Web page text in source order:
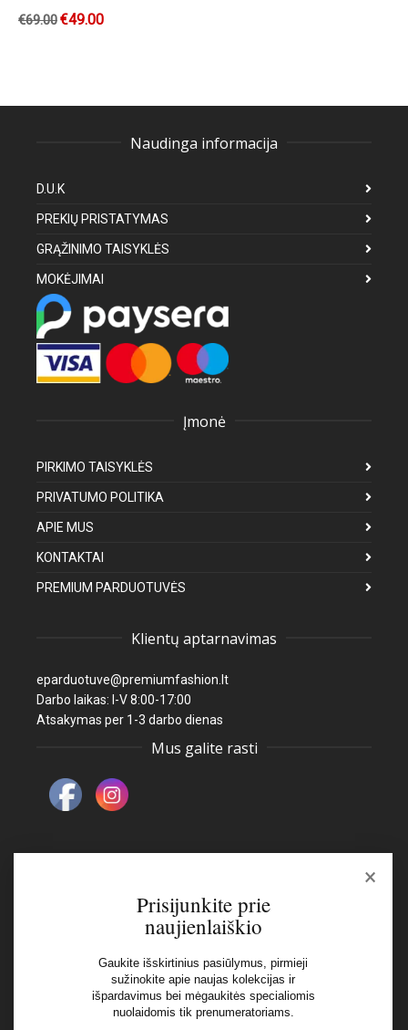
€69.00€49.00
Naudinga informacija
D.U.K
PREKIŲ PRISTATYMAS
GRĄŽINIMO TAISYKLĖS
MOKĖJIMAI
Įmonė
PIRKIMO TAISYKLĖS
PRIVATUMO POLITIKA
APIE MUS
KONTAKTAI
PREMIUM PARDUOTUVĖS
Klientų aptarnavimas
eparduotuve@premiumfashion.lt
Darbo laikas: I-V 8:00-17:00
Atsakymas per 1-3 darbo dienas
Mus galite rasti
Naujienlaiškis
Aš perskaičiau ir sutinku su Privatumo Politikos
×
Prisijunkite prie
naujienlaiškio
Gaukite išskirtinius pasiūlymus, pirmieji
sužinokite apie naujas kolekcijas ir
išpardavimus bei mėgaukitės specialiomis
nuolaidomis tik prenumeratoriams.